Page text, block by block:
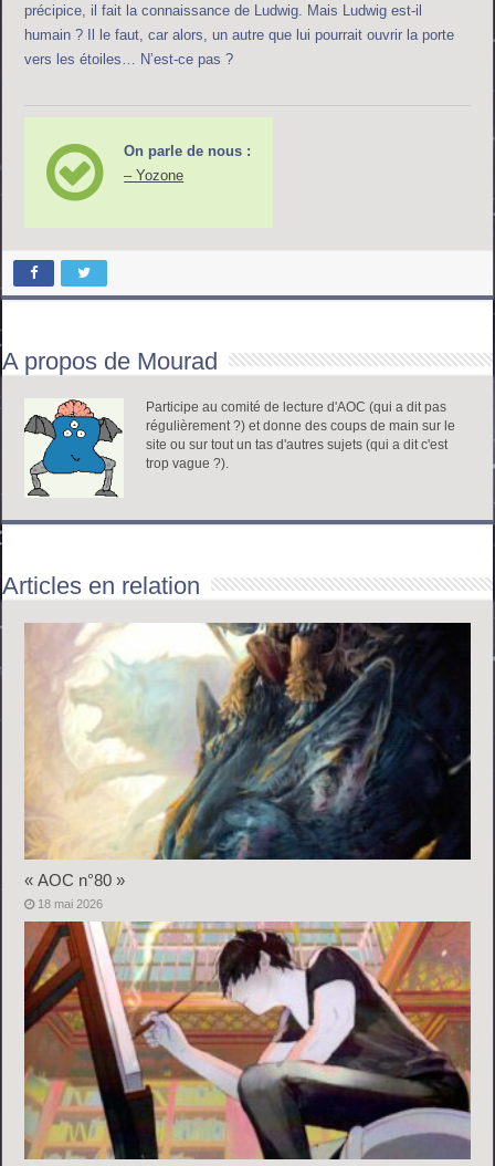
précipice, il fait la connaissance de Ludwig. Mais Ludwig est-il
humain ? Il le faut, car alors, un autre que lui pourrait ouvrir la porte
vers les étoiles… N’est-ce pas ?
On parle de nous :
– Yozone
A propos de Mourad
Participe au comité de lecture d'AOC (qui a dit pas
régulièrement ?) et donne des coups de main sur le
site ou sur tout un tas d'autres sujets (qui a dit c'est
trop vague ?).
Articles en relation
« AOC n°80 »
18 mai 2026